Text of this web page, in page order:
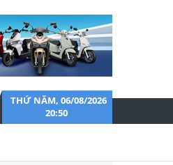
THỨ NĂM, 06/08/2026
20:50